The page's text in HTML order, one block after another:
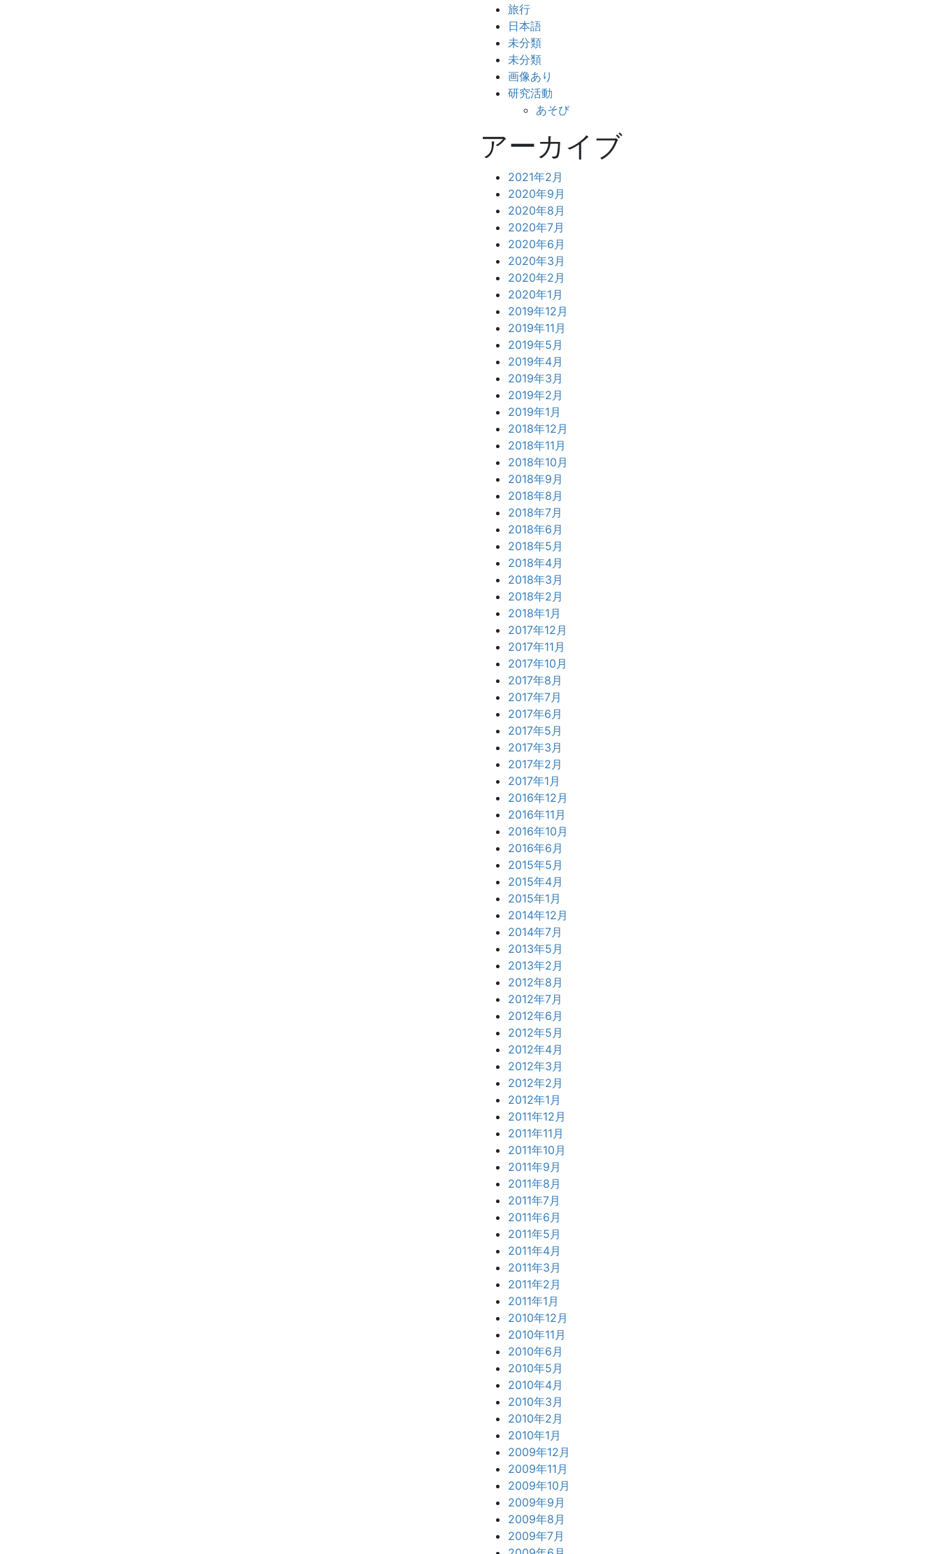
旅行
日本語
未分類
未分類
画像あり
研究活動
あそび
アーカイブ
2021年2月
2020年9月
2020年8月
2020年7月
2020年6月
2020年3月
2020年2月
2020年1月
2019年12月
2019年11月
2019年5月
2019年4月
2019年3月
2019年2月
2019年1月
2018年12月
2018年11月
2018年10月
2018年9月
2018年8月
2018年7月
2018年6月
2018年5月
2018年4月
2018年3月
2018年2月
2018年1月
2017年12月
2017年11月
2017年10月
2017年8月
2017年7月
2017年6月
2017年5月
2017年3月
2017年2月
2017年1月
2016年12月
2016年11月
2016年10月
2016年6月
2015年5月
2015年4月
2015年1月
2014年12月
2014年7月
2013年5月
2013年2月
2012年8月
2012年7月
2012年6月
2012年5月
2012年4月
2012年3月
2012年2月
2012年1月
2011年12月
2011年11月
2011年10月
2011年9月
2011年8月
2011年7月
2011年6月
2011年5月
2011年4月
2011年3月
2011年2月
2011年1月
2010年12月
2010年11月
2010年6月
2010年5月
2010年4月
2010年3月
2010年2月
2010年1月
2009年12月
2009年11月
2009年10月
2009年9月
2009年8月
2009年7月